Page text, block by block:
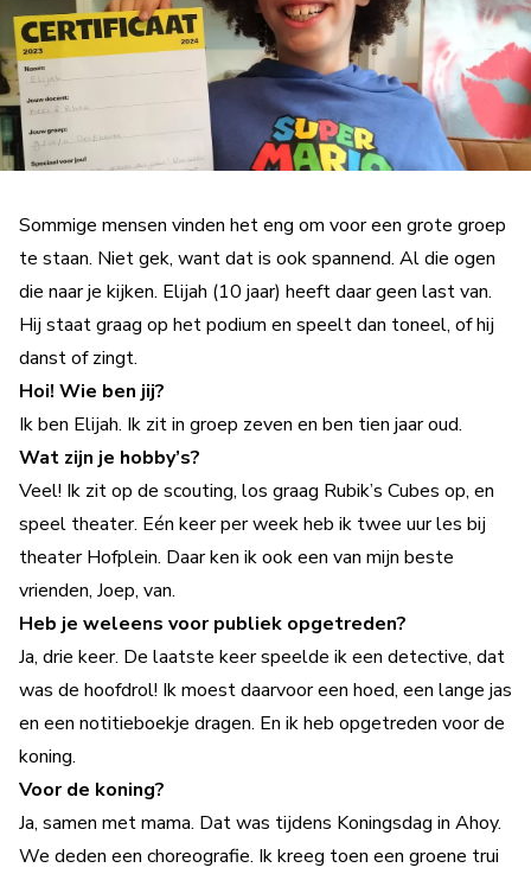
Sommige mensen vinden het eng om voor een grote groep
te staan. Niet gek, want dat is ook spannend. Al die ogen
die naar je kijken. Elijah (10 jaar) heeft daar geen last van.
Hij staat graag op het podium en speelt dan toneel, of hij
danst of zingt.
Hoi! Wie ben jij?
Ik ben Elijah. Ik zit in groep zeven en ben tien jaar oud.
Wat zijn je hobby’s?
Veel! Ik zit op de scouting, los graag Rubik’s Cubes op, en
speel theater. Eén keer per week heb ik twee uur les bij
theater Hofplein. Daar ken ik ook een van mijn beste
vrienden, Joep, van.
Heb je weleens voor publiek opgetreden?
Ja, drie keer. De laatste keer speelde ik een detective, dat
was de hoofdrol! Ik moest daarvoor een hoed, een lange jas
en een notitieboekje dragen. En ik heb opgetreden voor de
koning.
Voor de koning?
Ja, samen met mama. Dat was tijdens Koningsdag in Ahoy.
We deden een choreografie. Ik kreeg toen een groene trui